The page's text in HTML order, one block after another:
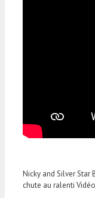
Nicky and Silver Star
chute au ralenti